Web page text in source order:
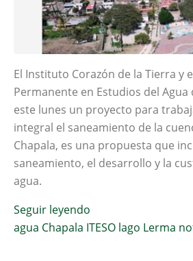
El Instituto Corazón de la Tierra y
Permanente en Estudios del Agua
este lunes un proyecto para
integral el saneamiento de la
Chapala, es una propuesta que
saneamiento, el desarrollo y la
agua.
Seguir leyendo
agua Chapala ITESO lago Lerma